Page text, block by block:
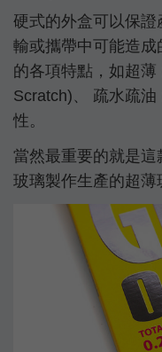
硬式的外盒可以保
輸或攜帶中可能造
的各項特點，如超
Scratch)、 疏水疏
性。
當然最重要的就是
玻璃製作生產的超薄